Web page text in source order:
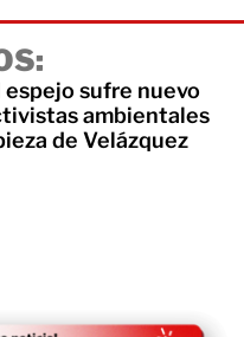
espejo sufre nuevo
ambientales
de Velázquez